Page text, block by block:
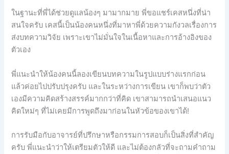
ในฐานะที่พี่ได้ช่วยดูแลน้องๆ มามากมาย พี่ขอแชร์เคสหนึ่งที่น่า
สนใจครับ เคสนี้เป็นน้องคนหนึ่งที่มาหาพี่ด้วยความกังวลเรื่องการ
ส่งบทความวิจัย เพราะเขาไม่มั่นใจในเนื้อหาและการอ้างอิงของ
ตัวเอง
พี่แนะนำให้น้องคนนี้ลองเขียนบทความในรูปแบบร่างแรกก่อน
แล้วค่อยไปปรับปรุงครับ และในระหว่างการเขียน เขาก็พบว่าตัว
เองมีความคิดสร้างสรรค์มากกว่าที่คิด เขาสามารถนำเสนอแนว
คิดใหม่ๆ ที่ไม่เคยมีการพูดถึงมาก่อนในหัวข้อของเขาได้!
การรับมือกับอาจารย์ที่ปรึกษาหรือกรรมการสอบก็เป็นสิ่งที่สำคัญ
ครับ พี่แนะนำว่าให้เตรียมตัวให้ดี และไม่ต้องกลัวที่จะถามคำถาม